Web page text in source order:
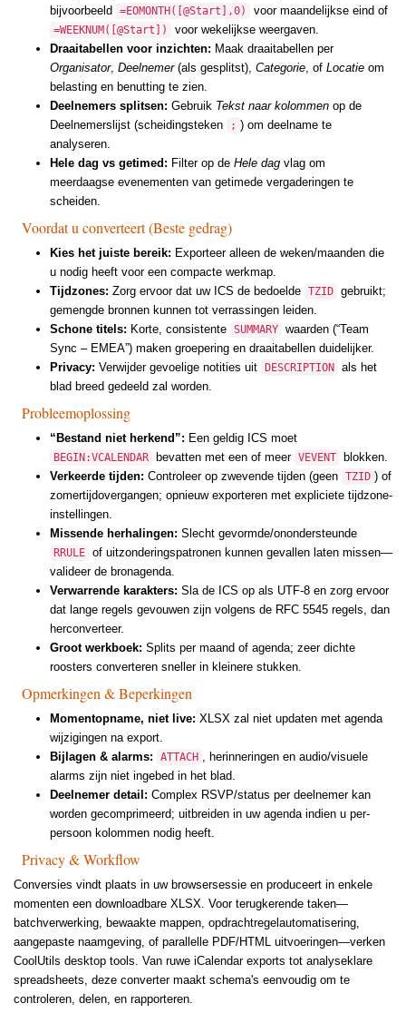
bijvoorbeeld
=EOMONTH([@Start],0) voor maandelijkse eind of
=WEEKNUM([@Start])
voor wekelijkse weergaven.
Draaitabellen voor inzichten: Maak draaitabellen per
Organisator, Deelnemer(als gesplitst), Categorie, of Locatie om
belasting en benutting te zien.
Deelnemers splitsen: Gebruik Tekst naar kolommen op de
Deelnemerslijst (scheidingsteken
; ) om deelname te
analyseren.
Hele dag vs getimed: Filter op de Hele dag vlag om
meerdaagse evenementen van getimede vergaderingen te
scheiden.
Voordat u converteert (Beste gedrag)
Kies het juiste bereik: Exporteer alleen de weken/maanden die
u nodig heeft voor een compacte werkmap.
Tijdzones: Zorg ervoor dat uw ICS de bedoelde TZID gebruikt;
gemengde bronnen kunnen tot verrassingen leiden.
Schone titels: Korte, consistente SUMMARY waarden (“Team
Sync – EMEA”) maken groepering en draaitabellen duidelijker.
Privacy: Verwijder gevoelige notities uit DESCRIPTION
als het
blad breed gedeeld zal worden.
Probleemoplossing
“Bestand niet herkend”: Een geldig ICS moet
BEGIN:VCALENDAR bevatten met een of meer VEVENT
blokken.
Verkeerde tijden: Controleer op zwevende tijden (geen TZID ) of
zomertijdovergangen; opnieuw exporteren met expliciete tijdzone-
instellingen.
Missende herhalingen: Slecht gevormde/onondersteunde
RRULE of uitzonderingspatronen kunnen gevallen laten missen—
valideer de bronagenda.
Verwarrende karakters: Sla de ICS op als UTF-8 en zorg ervoor
dat lange regels gevouwen zijn volgens de RFC 5545 regels, dan
herconverteer.
Groot werkboek: Splits per maand of agenda; zeer dichte
roosters converteren sneller in kleinere stukken.
Opmerkingen & Beperkingen
Momentopname, niet live: XLSX zal niet updaten met agenda
wijzigingen na export.
Bijlagen & alarms:
ATTACH , herinneringen en audio/visuele
alarms zijn niet ingebed in het blad.
Deelnemer detail: Complex RSVP/status per deelnemer kan
worden gecomprimeerd; uitbreiden in uw agenda indien u per-
persoon kolommen nodig heeft.
Privacy & Workflow
Conversies vindt plaats in uw browsersessie en produceert in enkele
momenten een downloadbare XLSX. Voor terugkerende taken—
batchverwerking, bewaakte mappen, opdrachtregelautomatisering,
aangepaste naamgeving, of parallelle PDF/HTML uitvoeringen—verken
CoolUtils desktop tools. Van ruwe iCalendar exports tot analyseklare
spreadsheets, deze converter maakt schema's eenvoudig om te
controleren, delen, en rapporteren.